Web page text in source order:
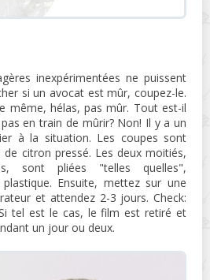
inexpérimentées ne puissent
si un avocat est mûr, coupez-le.
même, hélas, pas mûr. Tout est-il
en train de mûrir? Non! Il y a un
à la situation. Les coupes sont
de citron pressé. Les deux moitiés,
sont pliées "telles quelles",
Ensuite, mettez sur une
et attendez 2-3 jours. Check:
tel est le cas, le film est retiré et
un jour ou deux.